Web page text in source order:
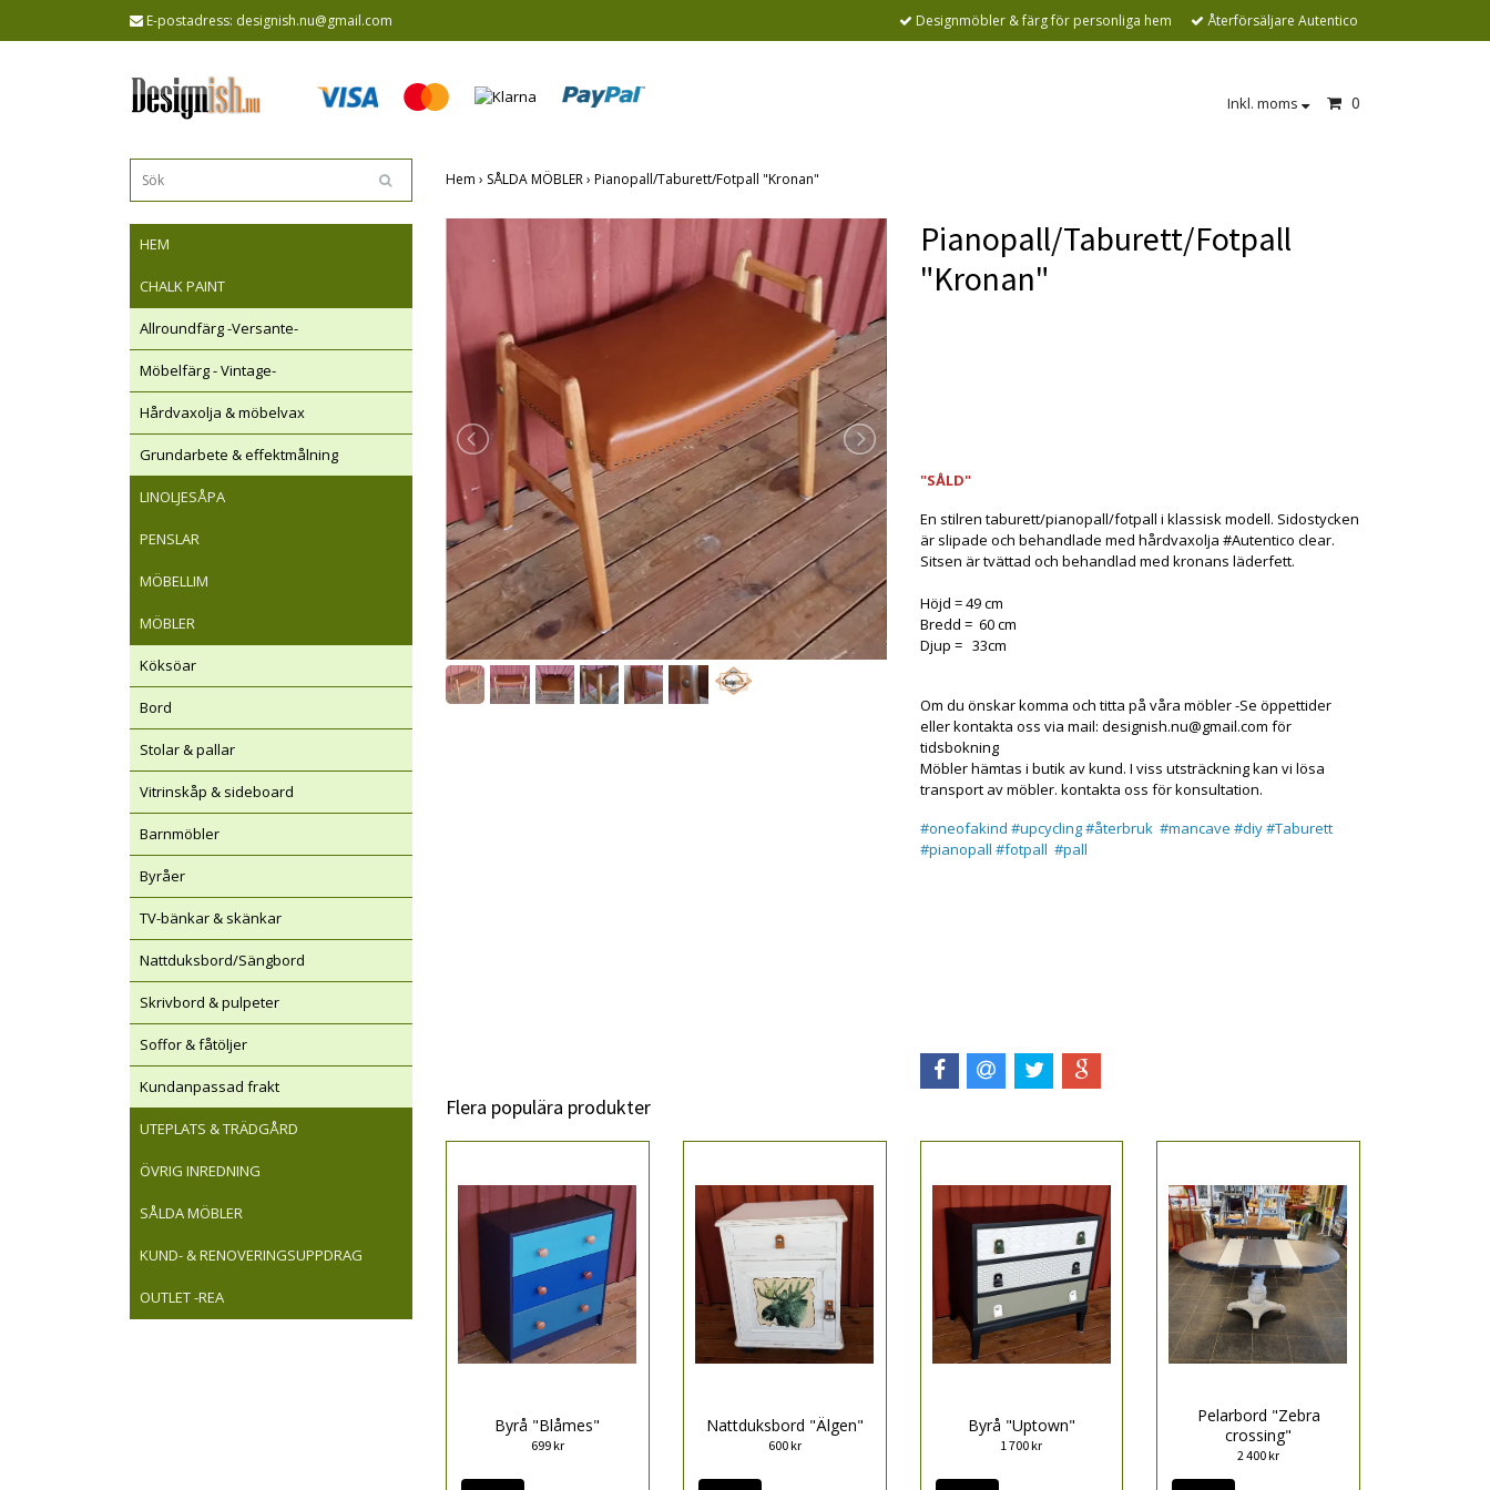
E-postadress: designish.nu@gmail.com Designmöbler & färg för personliga hem Återförsäljare Autentico
Inkl. moms 0
HEM
CHALK PAINT
Allroundfärg -Versante-
Möbelfärg - Vintage-
Hårdvaxolja & möbelvax
Grundarbete & effektmålning
LINOLJESÅPA
PENSLAR
MÖBELLIM
MÖBLER
Köksöar
Bord
Stolar & pallar
Vitrinskåp & sideboard
Barnmöbler
Byråer
TV-bänkar & skänkar
Nattduksbord/Sängbord
Skrivbord & pulpeter
Soffor & fåtöljer
Kundanpassad frakt
UTEPLATS & TRÄDGÅRD
ÖVRIG INREDNING
SÅLDA MÖBLER
KUND- & RENOVERINGSUPPDRAG
OUTLET -REA
Hem › SÅLDA MÖBLER› Pianopall/Taburett/Fotpall "Kronan"
Pianopall/Taburett/Fotpall
"Kronan"
"SÅLD"
En stilren taburett/pianopall/fotpall i klassisk modell. Sidostycken
är slipade och behandlade med hårdvaxolja #Autentico clear.
Sitsen är tvättad och behandlad med kronans läderfett.
Höjd = 49 cm
Bredd = 60 cm
Djup = 33cm
Om du önskar komma och titta på våra möbler -Se öppettider
eller kontakta oss via mail: designish.nu@gmail.com för
tidsbokning
Möbler hämtas i butik av kund. I viss utsträckning kan vi lösa
transport av möbler. kontakta oss för konsultation.
#oneofakind #upcycling#återbruk #mancave #diy#Taburett
#pianopall #fotpall #pall
Flera populära produkter
Byrå "Blåmes"
699 kr
Nattduksbord "Älgen"
600 kr
Byrå "Uptown"
1 700 kr
Pelarbord "Zebra
crossing"
2 400 kr